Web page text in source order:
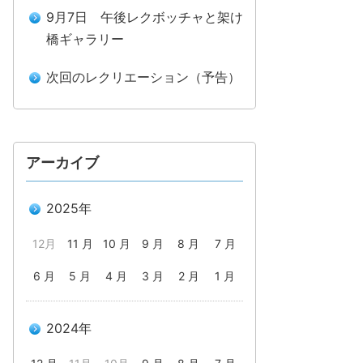
9月7日 午後レクボッチャと架け
橋ギャラリー
次回のレクリエーション（予告）
アーカイブ
2025年
12月 11 月 10 月 9 月 8 月 7 月
6 月 5 月 4 月 3 月 2 月 1 月
2024年